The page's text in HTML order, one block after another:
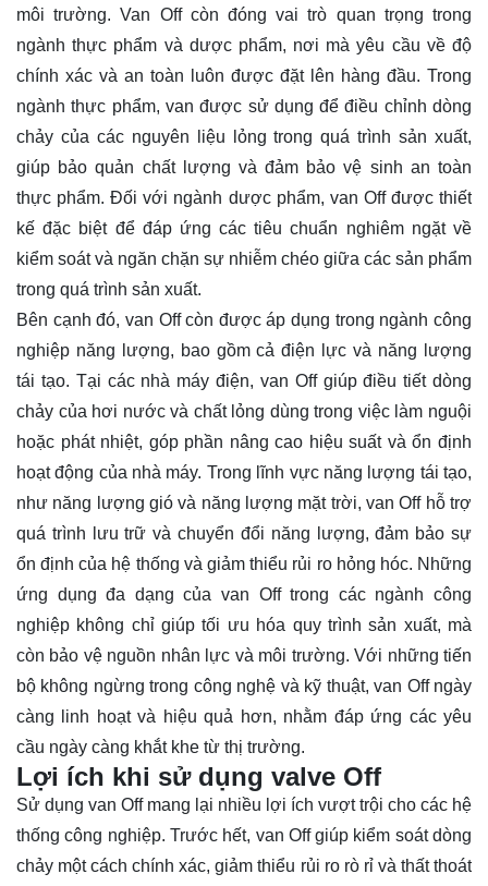
môi trường. Van Off còn đóng vai trò quan trọng trong
ngành thực phẩm và dược phẩm, nơi mà yêu cầu về độ
chính xác và an toàn luôn được đặt lên hàng đầu. Trong
ngành thực phẩm, van được sử dụng để điều chỉnh dòng
chảy của các nguyên liệu lỏng trong quá trình sản xuất,
giúp bảo quản chất lượng và đảm bảo vệ sinh an toàn
thực phẩm. Đối với ngành dược phẩm, van Off được thiết
kế đặc biệt để đáp ứng các tiêu chuẩn nghiêm ngặt về
kiểm soát và ngăn chặn sự nhiễm chéo giữa các sản phẩm
trong quá trình sản xuất.
Bên cạnh đó, van Off còn được áp dụng trong ngành công
nghiệp năng lượng, bao gồm cả điện lực và năng lượng
tái tạo. Tại các nhà máy điện, van Off giúp điều tiết dòng
chảy của hơi nước và chất lỏng dùng trong việc làm nguội
hoặc phát nhiệt, góp phần nâng cao hiệu suất và ổn định
hoạt động của nhà máy. Trong lĩnh vực năng lượng tái tạo,
như năng lượng gió và năng lượng mặt trời, van Off hỗ trợ
quá trình lưu trữ và chuyển đổi năng lượng, đảm bảo sự
ổn định của hệ thống và giảm thiểu rủi ro hỏng hóc. Những
ứng dụng đa dạng của van Off trong các ngành công
nghiệp không chỉ giúp tối ưu hóa quy trình sản xuất, mà
còn bảo vệ nguồn nhân lực và môi trường. Với những tiến
bộ không ngừng trong công nghệ và kỹ thuật, van Off ngày
càng linh hoạt và hiệu quả hơn, nhằm đáp ứng các yêu
cầu ngày càng khắt khe từ thị trường.
Lợi ích khi sử dụng valve Off
Sử dụng van Off mang lại nhiều lợi ích vượt trội cho các hệ
thống công nghiệp. Trước hết, van Off giúp kiểm soát dòng
chảy một cách chính xác, giảm thiểu rủi ro rò rỉ và thất thoát